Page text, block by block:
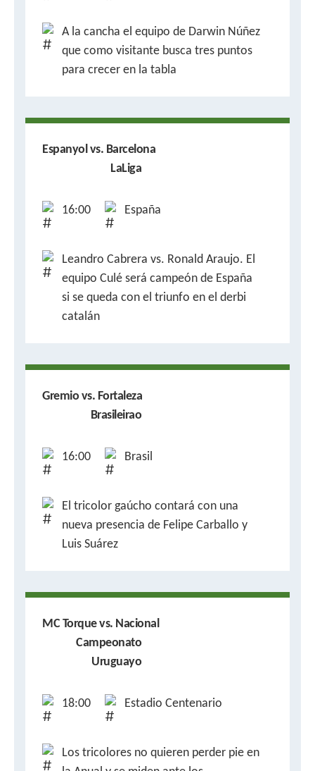
A la cancha el equipo de Darwin Núñez
que como visitante busca tres puntos
para crecer en la tabla
Espanyol vs. Barcelona
LaLiga
16:00 España
Leandro Cabrera vs. Ronald Araujo. El
equipo Culé será campeón de España
si se queda con el triunfo en el derbi
catalán
Gremio vs. Fortaleza
Brasileirao
16:00 Brasil
El tricolor gaúcho contará con una
nueva presencia de Felipe Carballo y
Luis Suárez
MC Torque vs. Nacional
Campeonato
Uruguayo
18:00 Estadio Centenario
Los tricolores no quieren perder pie en